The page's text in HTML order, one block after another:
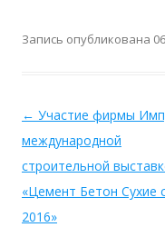
Запись опубликована
← Участие фирмы
международной
строительной
«Цемент Бетон Сухие
2016»